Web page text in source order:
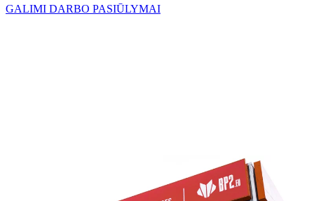
GALIMI DARBO PASIŪLYMAI